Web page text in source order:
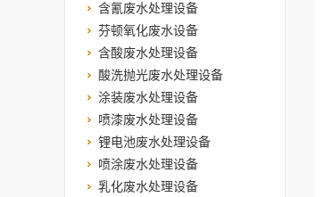
含氰废水处理设备
芬顿氧化废水设备
含酸废水处理设备
酸洗抛光废水处理设备
涂装废水处理设备
喷漆废水处理设备
锂电池废水处理设备
喷涂废水处理设备
乳化废水处理设备